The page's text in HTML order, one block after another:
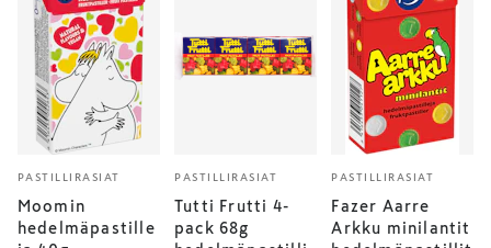
PASTILLIRASIAT
Moomin
hedelmäpastille
PASTILLIRASIAT
Tutti Frutti 4-
pack 68g
PASTILLIRASIAT
Fazer Aarre
Arkku minilantit